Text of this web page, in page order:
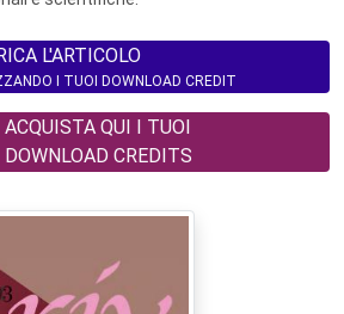
L'ARTICOLO
I TUOI DOWNLOAD CREDIT
ACQUISTA QUI I TUOI
DOWNLOAD CREDITS